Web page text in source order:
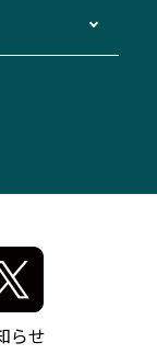
院直通バ
内）
際空港
ット
らせ